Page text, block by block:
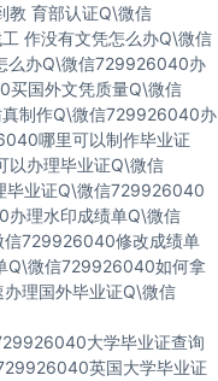
教 育部认证Q\微信
作没有文凭怎么办Q\微信
么办Q\微信729926040办
国外文凭质量Q\微信
制作Q\微信729926040办
哪里可以制作毕业证
办理毕业证Q\微信
毕业证Q\微信729926040
理水印成绩单Q\微信
729926040修改成绩单
Q\微信729926040如何拿
理国外毕业证Q\微信
大学毕业证查询
英国大学毕业证